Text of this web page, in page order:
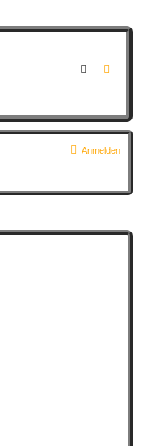
Suche
Anmelden